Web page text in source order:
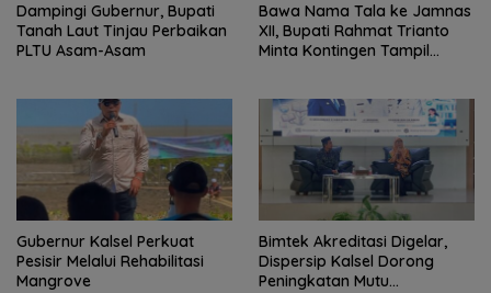
Dampingi Gubernur, Bupati
Tanah Laut Tinjau Perbaikan
PLTU Asam-Asam
Bawa Nama Tala ke Jamnas
XII, Bupati Rahmat Trianto
Minta Kontingen Tampil
Gubernur Kalsel Perkuat
Pesisir Melalui Rehabilitasi
Mangrove
Bimtek Akreditasi Digelar,
Dispersip Kalsel Dorong
Peningkatan Mutu